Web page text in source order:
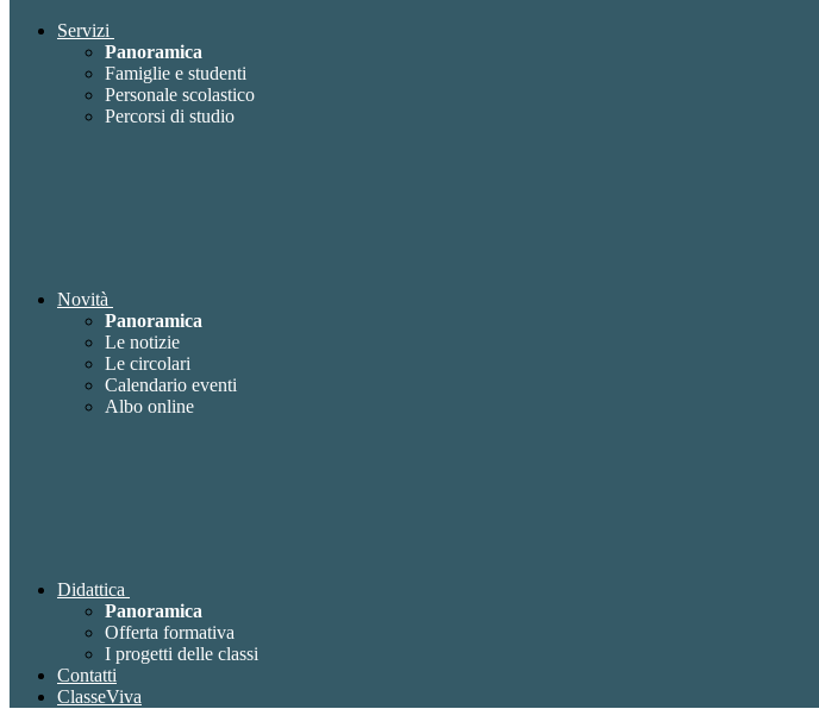
Servizi
Panoramica
Famiglie e studenti
Personale scolastico
Percorsi di studio
Novità
Panoramica
Le notizie
Le circolari
Calendario eventi
Albo online
Didattica
Panoramica
Offerta formativa
I progetti delle classi
Contatti
ClasseViva